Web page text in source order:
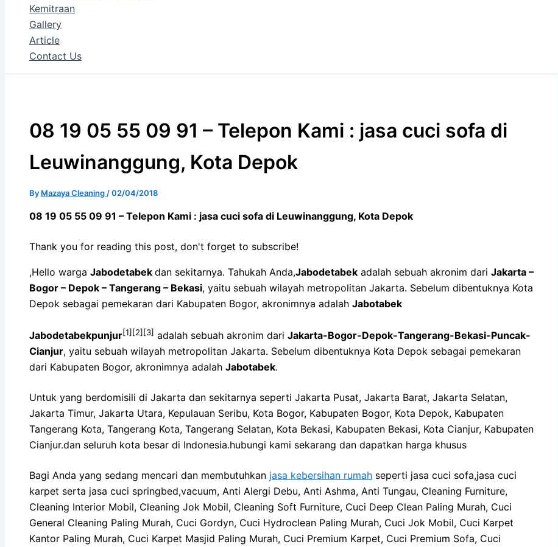
Kemitraan
Gallery
Article
Contact Us
08 19 05 55 09 91 – Telepon Kami : jasa cuci sofa di
Leuwinanggung, Kota Depok
By Mazaya Cleaning /02/04/2018
08 19 05 55 09 91 – Telepon Kami : jasa cuci sofa di Leuwinanggung, Kota Depok
Thank you for reading this post, don't forget to subscribe!
,Hello warga Jabodetabek dan sekitarnya. Tahukah Anda,Jabodetabek adalah sebuah akronim dari Jakarta –
Bogor – Depok – Tangerang – Bekasi, yaitu sebuah wilayah metropolitan Jakarta. Sebelum dibentuknya Kota
Depok sebagai pemekaran dari Kabupaten Bogor, akronimnya adalah Jabotabek
Jabodetabekpunjur[1] [2] [3] adalah sebuah akronim dari Jakarta-Bogor-Depok-Tangerang-Bekasi-Puncak-
Cianjur, yaitu sebuah wilayah metropolitan Jakarta. Sebelum dibentuknya Kota Depok sebagai pemekaran
dari Kabupaten Bogor, akronimnya adalah Jabotabek.
Untuk yang berdomisili di Jakarta dan sekitarnya seperti Jakarta Pusat, Jakarta Barat, Jakarta Selatan,
Jakarta Timur, Jakarta Utara, Kepulauan Seribu, Kota Bogor, Kabupaten Bogor, Kota Depok, Kabupaten
Tangerang Kota, Tangerang Kota, Tangerang Selatan, Kota Bekasi, Kabupaten Bekasi, Kota Cianjur, Kabupaten
Cianjur.dan seluruh kota besar di Indonesia.hubungi kami sekarang dan dapatkan harga khusus
Bagi Anda yang sedang mencari dan membutuhkan jasa kebersihan rumah seperti jasa cuci sofa,jasa cuci
karpet serta jasa cuci springbed,vacuum, Anti Alergi Debu, Anti Ashma, Anti Tungau, Cleaning Furniture,
Cleaning Interior Mobil, Cleaning Jok Mobil, Cleaning Soft Furniture, Cuci Deep Clean Paling Murah, Cuci
General Cleaning Paling Murah, Cuci Gordyn, Cuci Hydroclean Paling Murah, Cuci Jok Mobil, Cuci Karpet
Kantor Paling Murah, Cuci Karpet Masjid Paling Murah, Cuci Premium Karpet, Cuci Premium Sofa, Cuci